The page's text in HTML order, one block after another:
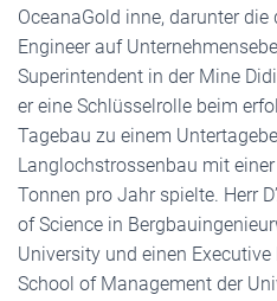
OceanaGold inne, darunter
Engineer auf
Superintendent in der Mine
er eine Schlüsselrolle beim
Tagebau zu einem
Langlochstrossenbau mit
Tonnen pro Jahr spielte. Herr
of Science in
University und einen
School of Management der